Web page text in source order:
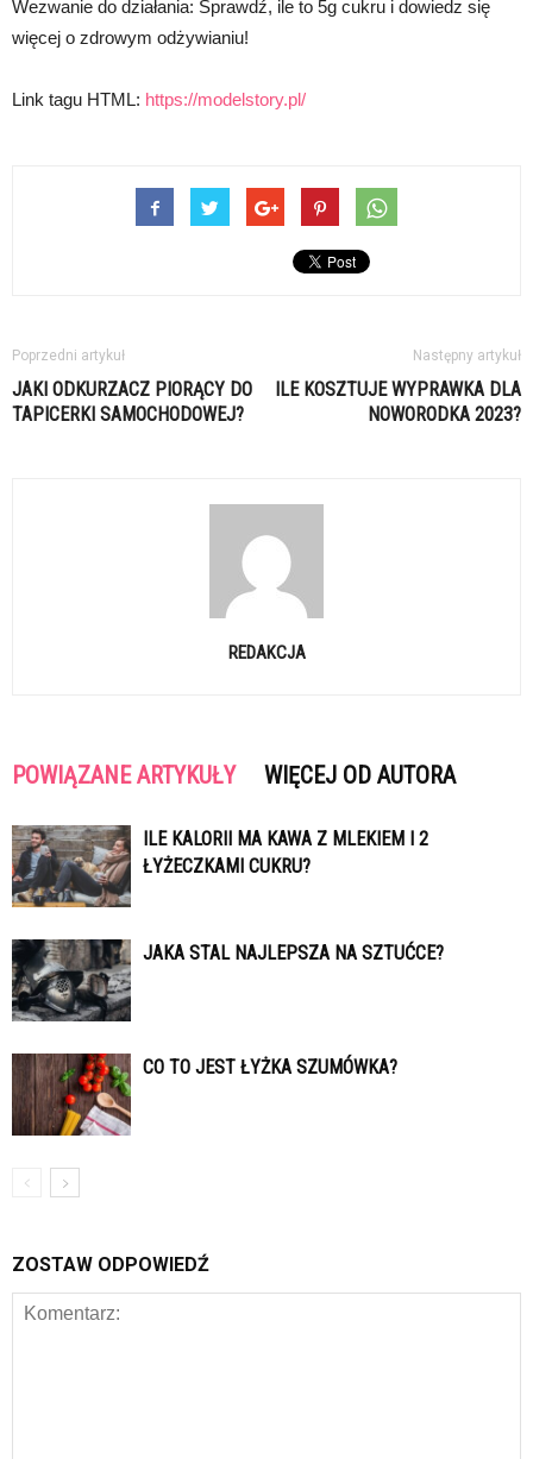
Wezwanie do działania: Sprawdź, ile to 5g cukru i dowiedz się
więcej o zdrowym odżywianiu!
Link tagu HTML: https://modelstory.pl/
Poprzedni artykuł
JAKI ODKURZACZ PIORĄCY DO
TAPICERKI SAMOCHODOWEJ?
Następny artykuł
ILE KOSZTUJE WYPRAWKA DLA
NOWORODKA 2023?
REDAKCJA
POWIĄZANE ARTYKUŁY WIĘCEJ OD AUTORA
ILE KALORII MA KAWA Z MLEKIEM I 2
ŁYŻECZKAMI CUKRU?
JAKA STAL NAJLEPSZA NA SZTUĆCE?
CO TO JEST ŁYŻKA SZUMÓWKA?
ZOSTAW ODPOWIEDŹ